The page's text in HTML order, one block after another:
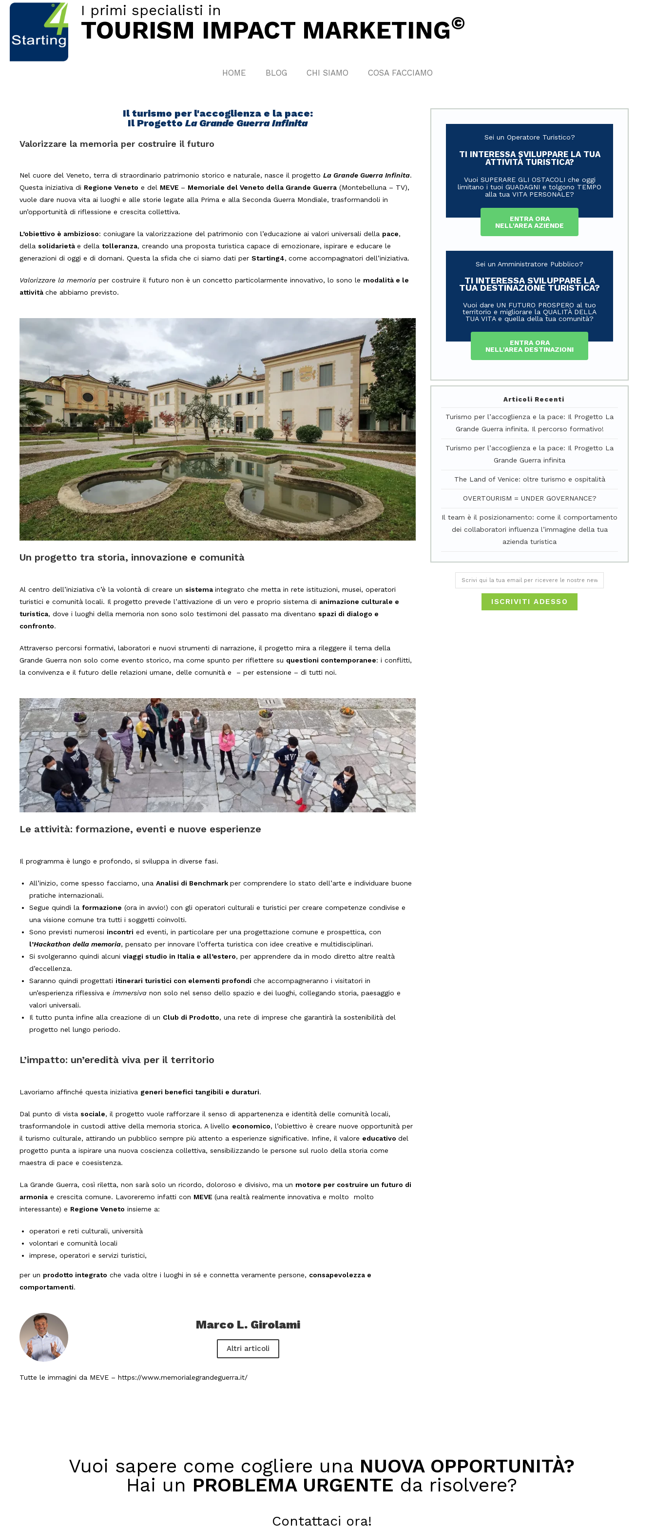
I primi specialisti in
TOURISM IMPACT MARKETING©
HOME BLOG CHI SIAMO COSA FACCIAMO
Il turismo per l'accoglienza e la pace:
Il ProgettoLa Grande Guerra Infinita
Valorizzare la memoria per costruire il futuro
Nel cuore del Veneto, terra di straordinario patrimonio storico e naturale, nasce il progetto La Grande Guerra Infinita.
Questa iniziativa di Regione Veneto e del MEVE – Memoriale del Veneto della Grande Guerra (Montebelluna – TV),
vuole dare nuova vita ai luoghi e alle storie legate alla Prima e alla Seconda Guerra Mondiale, trasformandoli in
un’opportunità di riflessione e crescita collettiva.
L’obiettivo è ambizioso: coniugare la valorizzazione del patrimonio con l’educazione ai valori universali della pace,
della solidarietà e della tolleranza, creando una proposta turistica capace di emozionare, ispirare e educare le
generazioni di oggi e di domani. Questa la sfida che ci siamo dati per Starting4, come accompagnatori dell’iniziativa.
Valorizzare la memoria per costruire il futuro non è un concetto particolarmente innovativo, lo sono le modalità e le
attività che abbiamo previsto.
Un progetto tra storia, innovazione e comunità
Al centro dell’iniziativa c’è la volontà di creare un sistema integrato che metta in rete istituzioni, musei, operatori
turistici e comunità locali. Il progetto prevede l’attivazione di un vero e proprio sistema di animazione culturale e
turistica, dove i luoghi della memoria non sono solo testimoni del passato ma diventano spazi di dialogo e
confronto.
Attraverso percorsi formativi, laboratori e nuovi strumenti di narrazione, il progetto mira a rileggere il tema della
Grande Guerra non solo come evento storico, ma come spunto per riflettere su questioni contemporanee: i conflitti,
la convivenza e il futuro delle relazioni umane, delle comunità e – per estensione – di tutti noi.
Le attività: formazione, eventi e nuove esperienze
Il programma è lungo e profondo, si sviluppa in diverse fasi.
All’inizio, come spesso facciamo, una Analisi di Benchmark per comprendere lo stato dell’arte e individuare buone
pratiche internazionali.
Segue quindi la formazione (ora in avvio!) con gli operatori culturali e turistici per creare competenze condivise e
una visione comune tra tutti i soggetti coinvolti.
Sono previsti numerosi incontri ed eventi, in particolare per una progettazione comune e prospettica, con
l’Hackathon della memoria, pensato per innovare l’offerta turistica con idee creative e multidisciplinari.
Si svolgeranno quindi alcuni viaggi studio in Italia e all’estero, per apprendere da in modo diretto altre realtà
d’eccellenza.
Saranno quindi progettati itinerari turistici con elementi profondi che accompagneranno i visitatori in
un’esperienza riflessiva e immersiva non solo nel senso dello spazio e dei luoghi, collegando storia, paesaggio e
valori universali.
Il tutto punta infine alla creazione di un Club di Prodotto, una rete di imprese che garantirà la sostenibilità del
progetto nel lungo periodo.
L’impatto: un’eredità viva per il territorio
Lavoriamo affinché questa iniziativa generi benefici tangibili e duraturi.
Dal punto di vista sociale, il progetto vuole rafforzare il senso di appartenenza e identità delle comunità locali,
trasformandole in custodi attive della memoria storica. A livello economico, l’obiettivo è creare nuove opportunità per
il turismo culturale, attirando un pubblico sempre più attento a esperienze significative. Infine, il valore educativo del
progetto punta a ispirare una nuova coscienza collettiva, sensibilizzando le persone sul ruolo della storia come
maestra di pace e coesistenza.
La Grande Guerra, così riletta, non sarà solo un ricordo, doloroso e divisivo, ma un motore per costruire un futuro di
armonia e crescita comune. Lavoreremo infatti con MEVE (una realtà realmente innovativa e molto molto
interessante) e Regione Veneto insieme a:
operatori e reti culturali, università
volontari e comunità locali
imprese, operatori e servizi turistici,
per un prodotto integrato che vada oltre i luoghi in sé e connetta veramente persone, consapevolezza e
comportamenti.
Marco L. Girolami
Altri articoli
Tutte le immagini da MEVE – https://www.memorialegrandeguerra.it/
Sei un Operatore Turistico?
TI INTERESSA SVILUPPARE LA TUA
ATTIVITÀ TURISTICA?
Vuoi SUPERARE GLI OSTACOLI che oggi
limitano i tuoi GUADAGNI e tolgono TEMPO
alla tua VITA PERSONALE?
ENTRA ORA
NELL'AREA AZIENDE
Sei un Amministratore Pubblico?
TI INTERESSA SVILUPPARE LA
TUA DESTINAZIONE TURISTICA?
Vuoi dare UN FUTURO PROSPERO al tuo
territorio e migliorare la QUALITÀ DELLA
TUA VITA e quella della tua comunità?
ENTRA ORA
NELL'AREA DESTINAZIONI
Articoli Recenti
Turismo per l’accoglienza e la pace: Il Progetto La
Grande Guerra infinita. Il percorso formativo!
Turismo per l’accoglienza e la pace: Il Progetto La
Grande Guerra infinita
The Land of Venice: oltre turismo e ospitalità
OVERTOURISM = UNDER GOVERNANCE?
Il team è il posizionamento: come il comportamento
dei collaboratori influenza l’immagine della tua
azienda turistica
ISCRIVITI ADESSO
Vuoi sapere come cogliere una NUOVA OPPORTUNITÀ​?
Hai un PROBLEMA URGENTE da risolvere?
Contattaci ora!